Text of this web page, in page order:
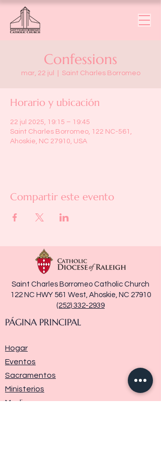
Confessions
mar, 22 jul Saint Charles Borromeo
Horario y ubicación
22 jul 2025, 19:15 – 19:45
Saint Charles Borromeo, 122 NC-561,
Ahoskie, NC 27910, USA
Compartir este evento
Saint Charles Borromeo Catholic Church
122 NC HWY 561 West, Ahoskie, NC 27910
(252) 332-2939
PÁGINA PRINCIPAL
Hogar
Eventos
Sacramentos
Ministerios
Media